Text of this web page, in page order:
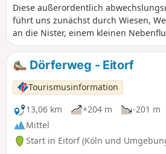
Diese außerordentlich
führt uns zunächst durch Wiesen,
an die Nister, einem kleinen
Alhausen, einem Dorf mit schönen
überqueren wir die Nister und
Flusses auf herrlichen, schmalen
weiter. Dies ist einer der
gesamten Kölner Weges.
Dörferweg - Eitorf
Tourismusinformation
13,06 km
+204 m -201 m
Mittel
Start in Eitorf (Köln und